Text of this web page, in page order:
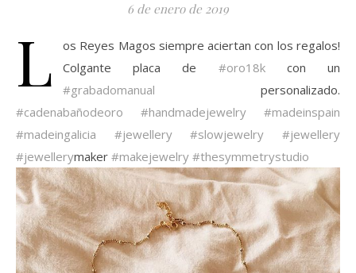
6 de enero de 2019
L
os Reyes Magos siempre aciertan con los regalos!
Colgante placa de #oro18kcon un
#grabadomanual personalizado.
#cadenabañodeoro
#handmadejewelry
#madeinspain
#madeingalicia
#jewellery #slowjewelry
#jewellery
#jewellerymaker #makejewelry #thesymmetrystudio